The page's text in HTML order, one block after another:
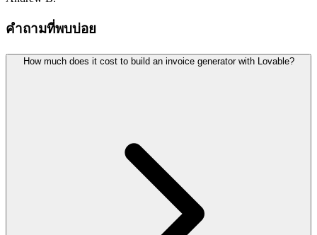
คำถามที่พบบ่อย
How much does it cost to build an invoice generator with Lovable?